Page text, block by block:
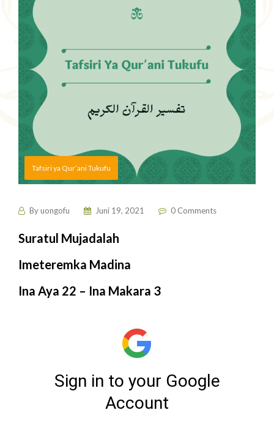
Tafsiri ya Qur’ani Tukufu
Byuongofu Juni 19, 2021 0 Comments
Suratul Mujadalah
Imeteremka Madina
Ina Aya 22 – Ina Makara 3